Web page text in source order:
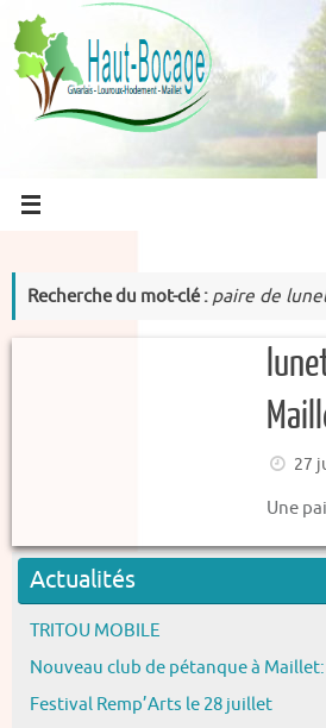
Passer
au
contenu
pour
Recherche du mot-clé : paire de
27
Une
Actualités
TRITOU MOBILE
Nouveau club de pétanque à
Festival Remp’Arts le 28 juillet